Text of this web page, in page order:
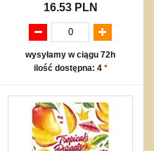
16.53 PLN
wysyłamy w ciągu 72h
ilość dostępna: 4 *